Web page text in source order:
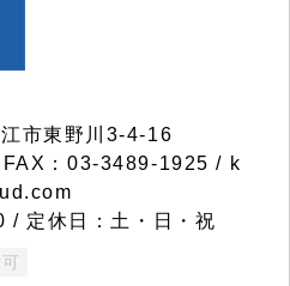
市東野川3-4-16
：03-3489-1925 / k
/ 定休日：土・日・祝